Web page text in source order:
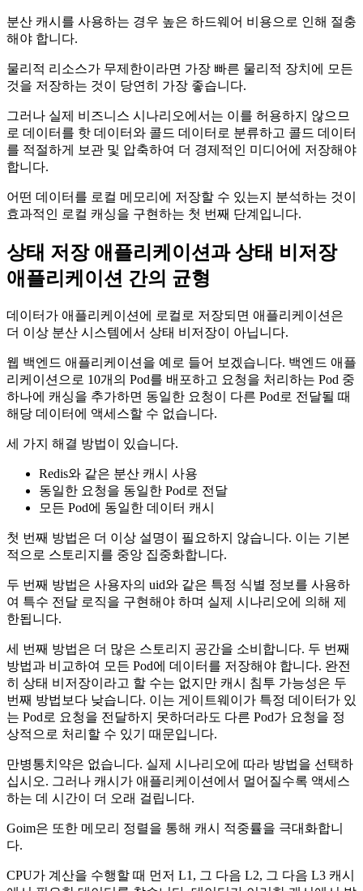
분산 캐시를 사용하는 경우 높은 하드웨어 비용으로 인해 절충
해야 합니다.
물리적 리소스가 무제한이라면 가장 빠른 물리적 장치에 모든
것을 저장하는 것이 당연히 가장 좋습니다.
그러나 실제 비즈니스 시나리오에서는 이를 허용하지 않으므
로 데이터를 핫 데이터와 콜드 데이터로 분류하고 콜드 데이터
를 적절하게 보관 및 압축하여 더 경제적인 미디어에 저장해야
합니다.
어떤 데이터를 로컬 메모리에 저장할 수 있는지 분석하는 것이
효과적인 로컬 캐싱을 구현하는 첫 번째 단계입니다.
상태 저장 애플리케이션과 상태 비저장
애플리케이션 간의 균형
데이터가 애플리케이션에 로컬로 저장되면 애플리케이션은
더 이상 분산 시스템에서 상태 비저장이 아닙니다.
웹 백엔드 애플리케이션을 예로 들어 보겠습니다. 백엔드 애플
리케이션으로 10개의 Pod를 배포하고 요청을 처리하는 Pod 중
하나에 캐싱을 추가하면 동일한 요청이 다른 Pod로 전달될 때
해당 데이터에 액세스할 수 없습니다.
세 가지 해결 방법이 있습니다.
Redis와 같은 분산 캐시 사용
동일한 요청을 동일한 Pod로 전달
모든 Pod에 동일한 데이터 캐시
첫 번째 방법은 더 이상 설명이 필요하지 않습니다. 이는 기본
적으로 스토리지를 중앙 집중화합니다.
두 번째 방법은 사용자의 uid와 같은 특정 식별 정보를 사용하
여 특수 전달 로직을 구현해야 하며 실제 시나리오에 의해 제
한됩니다.
세 번째 방법은 더 많은 스토리지 공간을 소비합니다. 두 번째
방법과 비교하여 모든 Pod에 데이터를 저장해야 합니다. 완전
히 상태 비저장이라고 할 수는 없지만 캐시 침투 가능성은 두
번째 방법보다 낮습니다. 이는 게이트웨이가 특정 데이터가 있
는 Pod로 요청을 전달하지 못하더라도 다른 Pod가 요청을 정
상적으로 처리할 수 있기 때문입니다.
만병통치약은 없습니다. 실제 시나리오에 따라 방법을 선택하
십시오. 그러나 캐시가 애플리케이션에서 멀어질수록 액세스
하는 데 시간이 더 오래 걸립니다.
Goim은 또한 메모리 정렬을 통해 캐시 적중률을 극대화합니
다.
CPU가 계산을 수행할 때 먼저 L1, 그 다음 L2, 그 다음 L3 캐시